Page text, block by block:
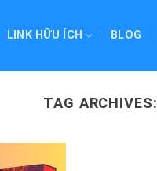
LINK HỮU ÍCH BLOG
TAG ARCHIVES: